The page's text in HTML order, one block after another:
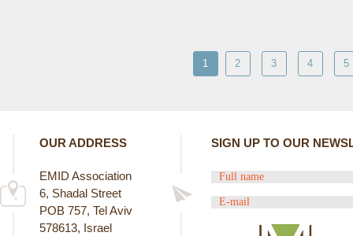
1 2 3 4 5
OUR ADDRESS
EMID Association
6, Shadal Street
POB 757, Tel Aviv
578613, Israel
SIGN UP TO OUR